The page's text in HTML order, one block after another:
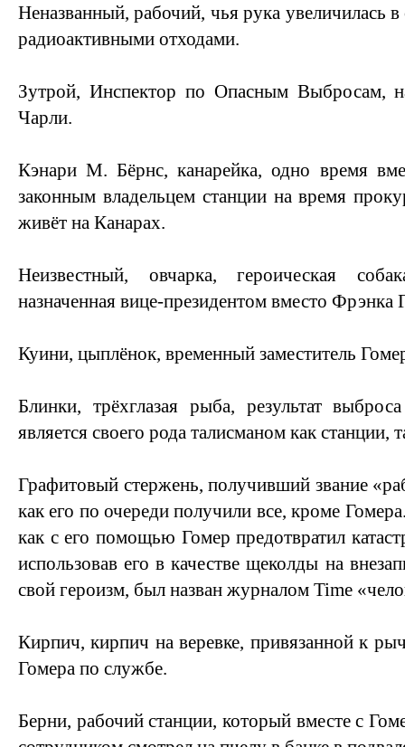
Неназванный, рабочий, чья рука увеличилась в
радиоактивными отходами.
Зутрой, Инспектор по Опасным Выбросам,
Чарли.
Кэнари М. Бёрнс, канарейка, одно время
законным владельцем станции на время
живёт на Канарах.
Неизвестный, овчарка, героическая
назначенная вице-президентом вместо Фрэнка
Куини, цыплёнок, временный заместитель
Блинки, трёхглазая рыба, результат
является своего рода талисманом как станции,
Графитовый стержень, получивший звание
как его по очереди получили все, кроме
как с его помощью Гомер предотвратил
использовав его в качестве щеколды на
свой героизм, был назван журналом Time
Кирпич, кирпич на веревке, привязанной к
Гомера по службе.
Берни, рабочий станции, который вместе с